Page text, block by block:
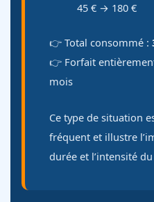
45 € → 180 €
👉 Total consommé :
👉 Forfait
mois
Ce type de situation
fréquent et illustre
durée et l’intensité